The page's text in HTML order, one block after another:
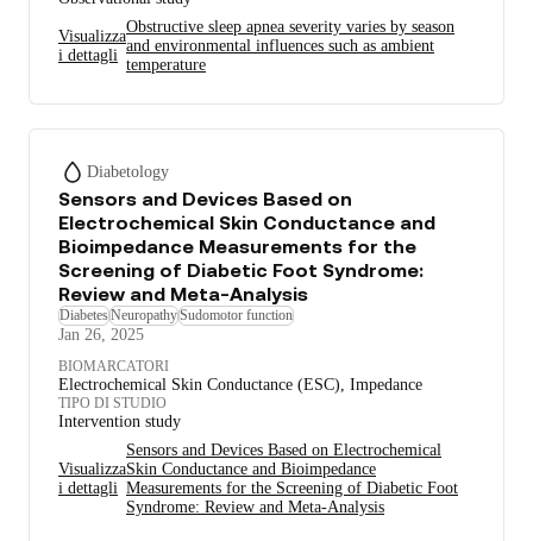
Visualizza
i dettagli
Obstructive sleep apnea severity varies by season
and environmental influences such as ambient
temperature
Diabetology
Sensors and Devices Based on
Electrochemical Skin Conductance and
Bioimpedance Measurements for the
Screening of Diabetic Foot Syndrome:
Review and Meta-Analysis
DiabetesNeuropathySudomotor function
Jan 26, 2025
BIOMARCATORI
Electrochemical Skin Conductance (ESC), Impedance
TIPO DI STUDIO
Intervention study
Visualizza
i dettagli
Sensors and Devices Based on Electrochemical
Skin Conductance and Bioimpedance
Measurements for the Screening of Diabetic Foot
Syndrome: Review and Meta-Analysis